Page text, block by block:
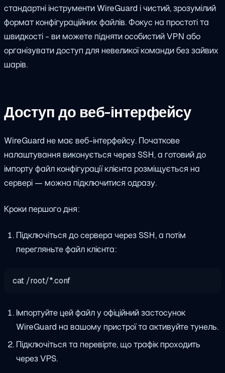
стандартні інструменти WireGuard і чистий, зрозумілий
формат конфігураційних файлів. Фокус на простоті та
швидкості - ви можете підняти особистий VPN або
організувати доступ для невеликої команди без зайвих
шарів.
Доступ до веб-інтерфейсу
WireGuard не має веб-інтерфейсу. Початкове
налаштування виконується через SSH, а готовий до
імпорту файл конфігурації клієнта розміщується на
сервері — можна підключитися одразу.
Кроки першого дня:
Підключіться до сервера через SSH, а потім
перегляньте файл клієнта:
cat /root/*.conf
Імпортуйте цей файл у офіційний застосунок
WireGuard на вашому пристрої та активуйте тунель.
Підключіться та перевірте, що трафік проходить
через VPS.